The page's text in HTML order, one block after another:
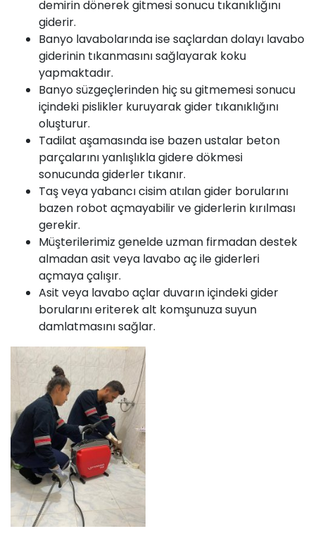
demirin dönerek gitmesi sonucu tıkanıklığını
giderir.
Banyo lavabolarında ise saçlardan dolayı lavabo
giderinin tıkanmasını sağlayarak koku
yapmaktadır.
Banyo süzgeçlerinden hiç su gitmemesi sonucu
içindeki pislikler kuruyarak gider tıkanıklığını
oluşturur.
Tadilat aşamasında ise bazen ustalar beton
parçalarını yanlışlıkla gidere dökmesi
sonucunda giderler tıkanır.
Taş veya yabancı cisim atılan gider borularını
bazen robot açmayabilir ve giderlerin kırılması
gerekir.
Müşterilerimiz genelde uzman firmadan destek
almadan asit veya lavabo aç ile giderleri
açmaya çalışır.
Asit veya lavabo açlar duvarın içindeki gider
borularını eriterek alt komşunuza suyun
damlatmasını sağlar.